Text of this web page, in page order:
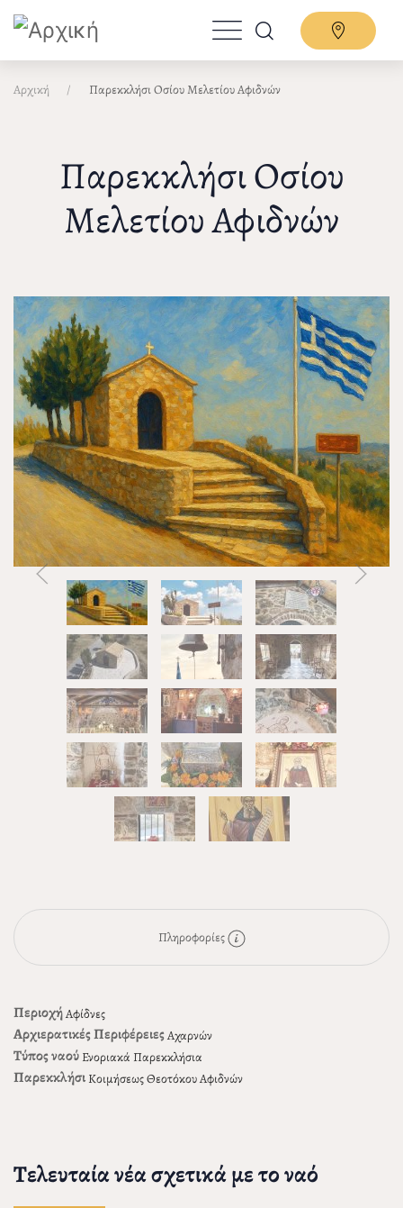
Παράκαμψη
προς
περιεχόμενο
Αρχική Παρεκκλήσι Οσίου Μελετίου Αφιδνών
Παρεκκλήσι Οσίου
Μελετίου Αφιδνών
Πληροφορίες
ΠεριοχήΑφίδνες
Αρχιερατικές ΠεριφέρειεςΑχαρνών
Τύπος ναού Ενοριακά Παρεκκλήσια
Παρεκκλήσι Κοιμήσεως Θεοτόκου Αφιδνών
Τελευταία νέα σχετικά με το ναό